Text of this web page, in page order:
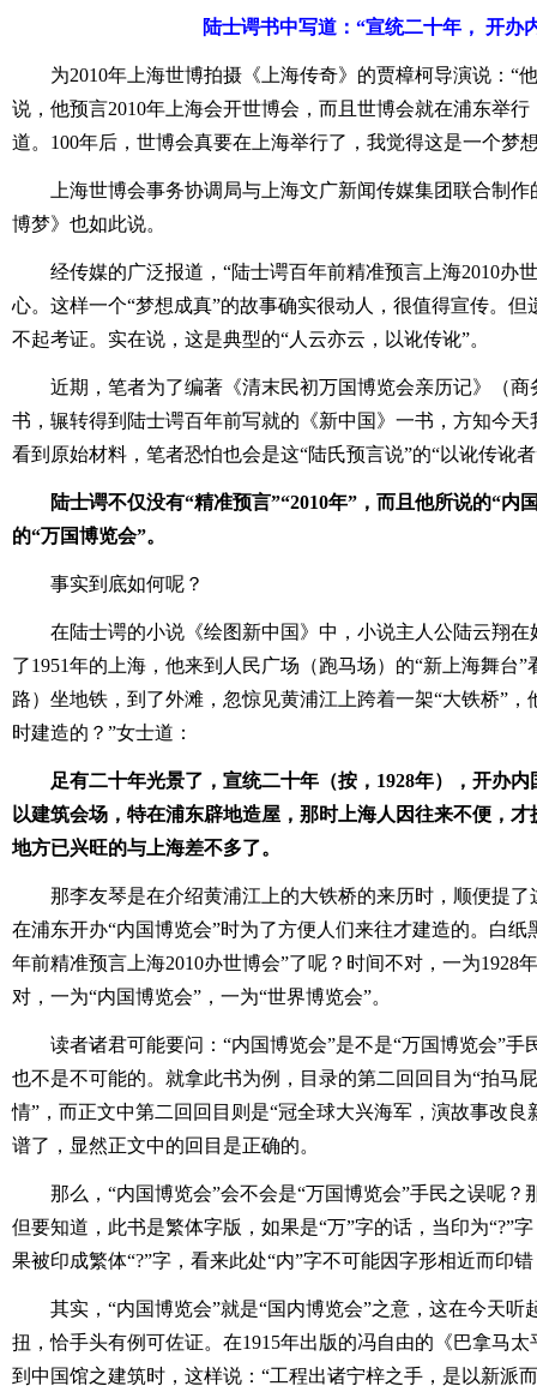
陆士谔书中写道：“宣统二十年， 开办
为2010年上海世博拍摄《上海传奇》的贾樟柯导演说：“
说，他预言2010年上海会开世博会，而且世博会就在浦东举
道。100年后，世博会真要在上海举行了，我觉得这是一个梦
上海世博会事务协调局与上海文广新闻传媒集团联合制
博梦》也如此说。
经传媒的广泛报道，“陆士谔百年前精准预言上海2010办
心。这样一个“梦想成真”的故事确实很动人，很值得宣传。
不起考证。实在说，这是典型的“人云亦云，以讹传讹”。
近期，笔者为了编著《清末民初万国博览会亲历记》（商
书，辗转得到陆士谔百年前写就的《新中国》一书，方知今
看到原始材料，笔者恐怕也会是这“陆氏预言说”的“以讹传讹
陆士谔不仅没有“精准预言”“2010年”，而且他所说的“内
的“万国博览会”。
事实到底如何呢？
在陆士谔的小说《绘图新中国》中，小说主人公陆云翔
了1951年的上海，他来到人民广场（跑马场）的“新上海舞台
路）坐地铁，到了外滩，忽惊见黄浦江上跨着一架“大铁桥”，
时建造的？”女士道：
足有二十年光景了，宣统二十年（按，1928年），开办
以建筑会场，特在浦东辟地造屋，那时上海人因往来不便，
地方已兴旺的与上海差不多了。
那李友琴是在介绍黄浦江上的大铁桥的来历时，顺便提了
在浦东开办“内国博览会”时为了方便人们来往才建造的。白纸
年前精准预言上海2010办世博会”了呢？时间不对，一为1928
对，一为“内国博览会”，一为“世界博览会”。
读者诸君可能要问：“内国博览会”是不是“万国博览会”
也不是不可能的。就拿此书为例，目录的第二回回目为“拍马
情”，而正文中第二回回目则是“冠全球大兴海军，演故事改良
谱了，显然正文中的回目是正确的。
那么，“内国博览会”会不会是“万国博览会”手民之误呢？
但要知道，此书是繁体字版，如果是“万”字的话，当印为“?”
果被印成繁体“?”字，看来此处“内”字不可能因字形相近而印
其实，“内国博览会”就是“国内博览会”之意，这在今天
扭，恰手头有例可佐证。在1915年出版的冯自由的《巴拿马
到中国馆之建筑时，这样说：“工程出诸宁梓之手，是以新派